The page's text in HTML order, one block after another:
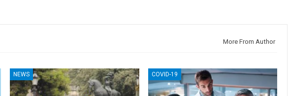
More From Author
NEWS COVID-19